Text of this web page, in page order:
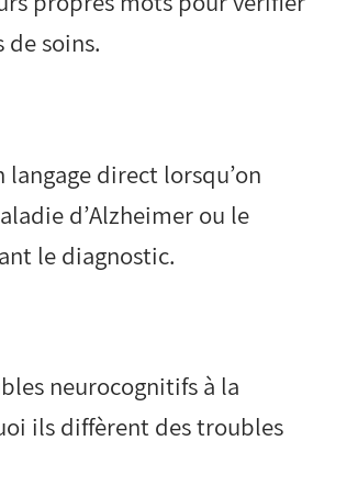
soins.
direct lorsqu’on
d’Alzheimer ou le
le diagnostic.
neurocognitifs à la
ils diffèrent des troubles